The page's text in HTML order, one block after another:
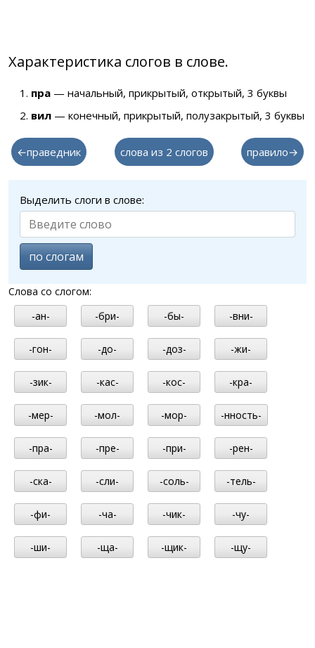
Характеристика слогов в слове.
пра — начальный, прикрытый, открытый, 3 буквы
вил — конечный, прикрытый, полузакрытый, 3 буквы
←праведник слова из 2 слогов правило→
Выделить слоги в слове:
по слогам
Слова со слогом:
-ан-
-бри- -бы- -вни-
-гон- -до- -доз- -жи-
-зик- -кас- -кос- -кра-
-мер- -мол- -мор- -нность-
-пра- -пре- -при- -рен-
-ска- -сли- -соль- -тель-
-фи- -ча- -чик- -чу-
-ши- -ща- -щик- -щу-